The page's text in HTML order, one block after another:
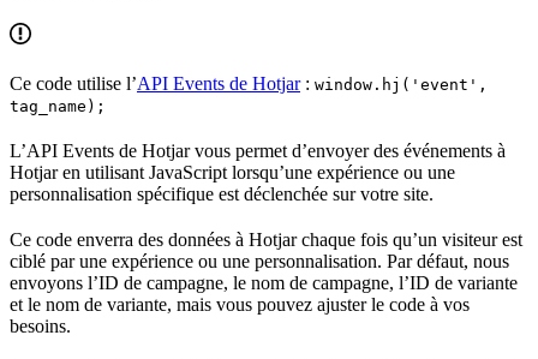
Ce code utilise l’API Events de Hotjar: window.hj('event',
tag_name);
L’API Events de Hotjar vous permet d’envoyer des événements à
Hotjar en utilisant JavaScript lorsqu’une expérience ou une
personnalisation spécifique est déclenchée sur votre site.
Ce code enverra des données à Hotjar chaque fois qu’un visiteur est
ciblé par une expérience ou une personnalisation. Par défaut, nous
envoyons l’ID de campagne, le nom de campagne, l’ID de variante
et le nom de variante, mais vous pouvez ajuster le code à vos
besoins.